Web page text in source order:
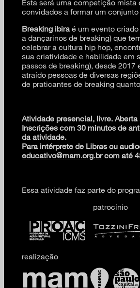
Esta será uma competição
convidados a formar um
Breaking ibira é um evento
a dançarinos de breaking) que
celebrar a cultura hip hop,
sua criatividade e habilidade em
passos de breaking), desde
atraído pessoas de diversas
de praticantes de breaking
Atividade presencial, livre.
Inscrições com 30 minutos de
da atividade.
Para intérprete de Libras ou
educativo@mam.org.brcom até
Essa atividade faz parte do
patrocínio
realização